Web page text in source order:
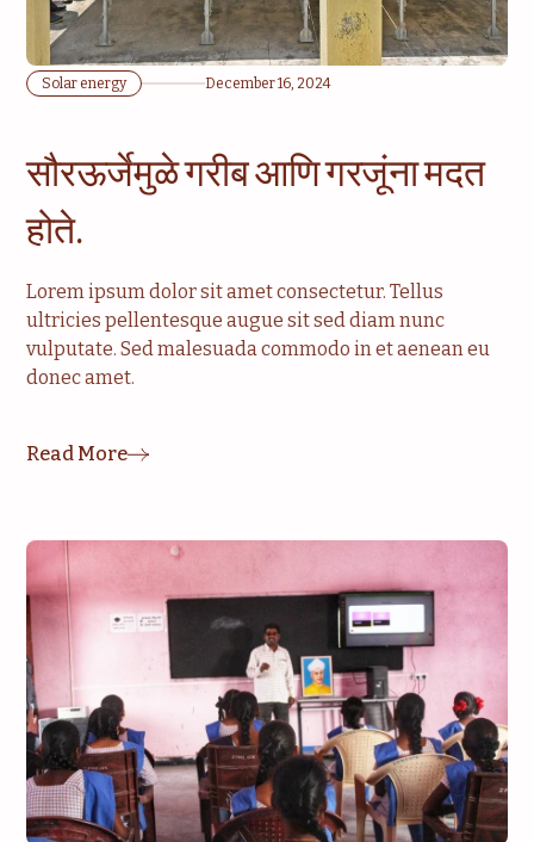
Solar energy December 16, 2024
सौरऊर्जेमुळे गरीब आणि गरजूंना मदत
होते.
Lorem ipsum dolor sit amet consectetur. Tellus
ultricies pellentesque augue sit sed diam nunc
vulputate. Sed malesuada commodo in et aenean eu
donec amet.
Read More